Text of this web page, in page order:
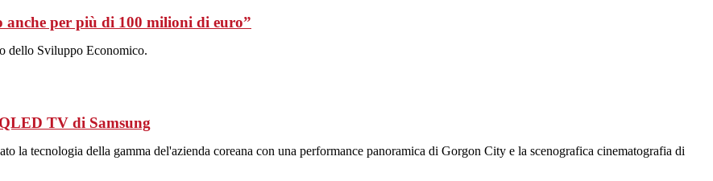
anche per più di 100 milioni di euro”
dello Sviluppo Economico.
TV di Samsung
la tecnologia della gamma del'azienda coreana con una performance panoramica di Gorgon City e la scenografica cinematografia di